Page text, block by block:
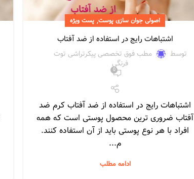
اصولی جوان سازی پوست, پست ویژه
اشتباهات رایج در استفاده از ضد آفتاب
توسط مطب فوق تخصصی پیکرتراشی توت
فرنگی
0
اشتباهات رایج در استفاده از ضد آفتاب کرم ضد
آفتاب ضروری ترین محصول پوستی است که همه
افراد با هر نوع پوستی باید از آن استفاده کنند.
م...
ادامه مطلب